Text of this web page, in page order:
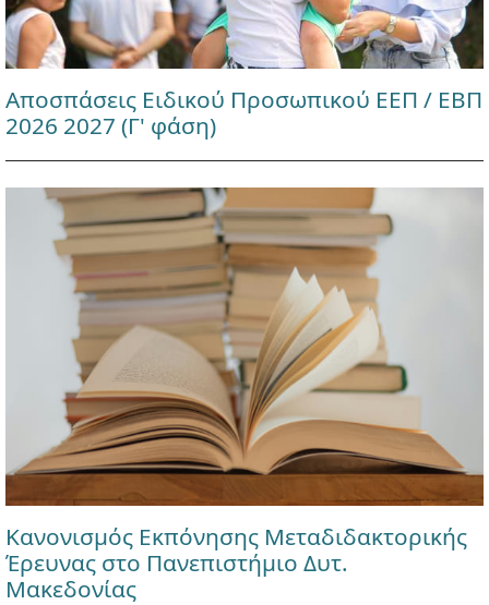
Αποσπάσεις Ειδικού Προσωπικού ΕΕΠ / ΕΒΠ
2026 2027 (Γ' φάση)
Κανονισμός Εκπόνησης Μεταδιδακτορικής
Έρευνας στο Πανεπιστήμιο Δυτ.
Μακεδονίας